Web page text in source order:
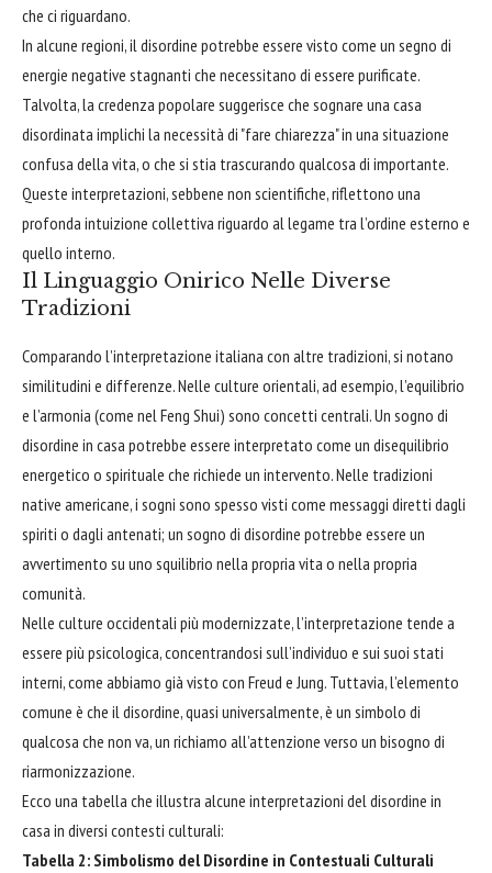
che ci riguardano.
In alcune regioni, il disordine potrebbe essere visto come un segno di
energie negative stagnanti che necessitano di essere purificate.
Talvolta, la credenza popolare suggerisce che sognare una casa
disordinata implichi la necessità di "fare chiarezza" in una situazione
confusa della vita, o che si stia trascurando qualcosa di importante.
Queste interpretazioni, sebbene non scientifiche, riflettono una
profonda intuizione collettiva riguardo al legame tra l’ordine esterno e
quello interno.
Il Linguaggio Onirico Nelle Diverse
Tradizioni
Comparando l’interpretazione italiana con altre tradizioni, si notano
similitudini e differenze. Nelle culture orientali, ad esempio, l’equilibrio
e l’armonia (come nel Feng Shui) sono concetti centrali. Un sogno di
disordine in casa potrebbe essere interpretato come un disequilibrio
energetico o spirituale che richiede un intervento. Nelle tradizioni
native americane, i sogni sono spesso visti come messaggi diretti dagli
spiriti o dagli antenati; un sogno di disordine potrebbe essere un
avvertimento su uno squilibrio nella propria vita o nella propria
comunità.
Nelle culture occidentali più modernizzate, l’interpretazione tende a
essere più psicologica, concentrandosi sull’individuo e sui suoi stati
interni, come abbiamo già visto con Freud e Jung. Tuttavia, l’elemento
comune è che il disordine, quasi universalmente, è un simbolo di
qualcosa che non va, un richiamo all’attenzione verso un bisogno di
riarmonizzazione.
Ecco una tabella che illustra alcune interpretazioni del disordine in
casa in diversi contesti culturali:
Tabella 2: Simbolismo del Disordine in Contestuali Culturali